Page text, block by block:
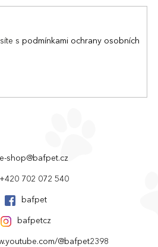
s podmínkami ochrany osobních
e-shop@bafpet.cz
+420 702 072 540
bafpet
bafpetcz
@bafpet2398